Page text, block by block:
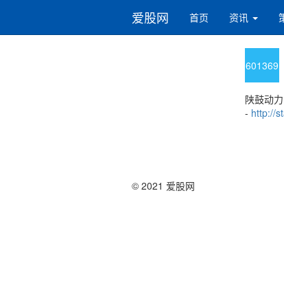
爱股网 首页 资讯
601369
陕鼓动
- http://
© 2021 爱股网